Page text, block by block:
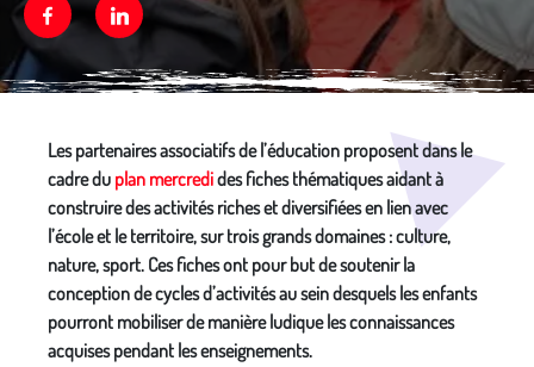
FacebookLinkedin
Les partenaires associatifs de l’éducation proposent dans le
cadre du plan mercredides fiches thématiques aidant à
construire des activités riches et diversifiées en lien avec
l’école et le territoire, sur trois grands domaines : culture,
nature, sport. Ces fiches ont pour but de soutenir la
conception de cycles d’activités au sein desquels les enfants
pourront mobiliser de manière ludique les connaissances
acquises pendant les enseignements.